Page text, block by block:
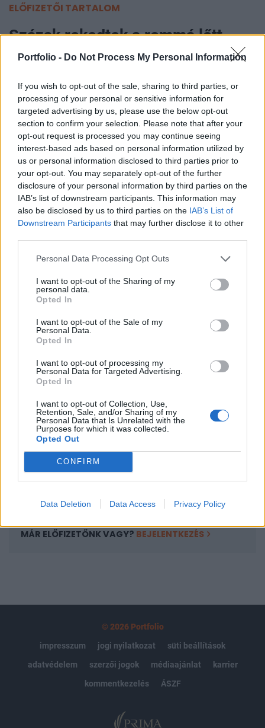
Portfolio - Do Not Process My Personal Information
If you wish to opt-out of the sale, sharing to third parties, or
processing of your personal or sensitive information for
targeted advertising by us, please use the below opt-out
section to confirm your selection. Please note that after your
opt-out request is processed you may continue seeing
interest-based ads based on personal information utilized by
us or personal information disclosed to third parties prior to
your opt-out. You may separately opt-out of the further
disclosure of your personal information by third parties on the
IAB’s list of downstream participants. This information may
also be disclosed by us to third parties on the IAB’s List of
Downstream Participants that may further disclose it to other
Personal Data Processing Opt Outs
I want to opt-out of the Sharing of my
personal data.
Opted In
I want to opt-out of the Sale of my
Personal Data.
Opted In
I want to opt-out of processing my
Personal Data for Targeted Advertising.
Opted In
I want to opt-out of Collection, Use,
Retention, Sale, and/or Sharing of my
Personal Data that Is Unrelated with the
Purposes for which it was collected.
Opted Out
CONFIRM
Data Deletion Data Access Privacy Policy
ELŐFIZETŐI TARTALOM
Százak rekedtek a rommá lőtt
városban - Lehetetlen most a
Portfolio
2023. január 12. 18:28
Hiába folyik már hosszú ideje embertelen harc
Szoledár városáért, a legfrissebb beszámolók
szerint még mindig 523 ember él a településen –
írja a Sky News beszámolójában.
A rommá bombázott településen rekedt emberek többsége
kormányzó. Hozzátette, mindent megtesznek annak
érdekében, hogy ezek az emberek mielőbb elhagyhassák a
települést. Ahogy arról beszámoltunk, Jevgenyij Prigozsin,
az oroszok oldalán közel 40 ezer fővel harcoló...
KEDVES OLVASÓNK!
A keresett cikk a portfolio.hu hírarchívumához
tartozik, melynek olvasása előfizetéses
Az előfizetés a következőket tartalmazza:
Portfolio.hu teljes cikkarchívum
Kötéslisták: BÉT elmúlt 2 év napon belüli
kötéslistái
MÁR ELŐFIZETŐNK VAGY? BEJELENTKEZÉS
© 2026 Portfolio
impresszum
jogi nyilatkozat
süti beállítások
adatvédelem
szerzői jogok médiaajánlat
karrier
kommentkezelés
ÁSZF